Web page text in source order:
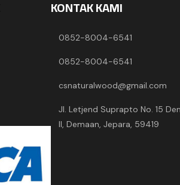
KONTAK KAMI
0852-8004-6541
0852-8004-6541
csnaturalwood@gmail.com
Jl. Letjend Suprapto No. 15
II, Demaan, Jepara, 59419